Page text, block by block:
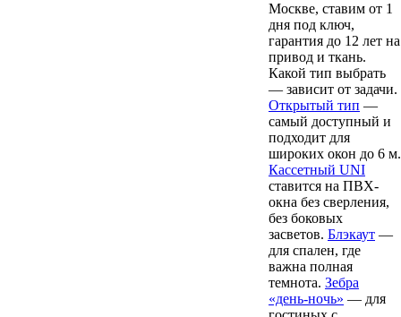
Москве, ставим от 1
дня под ключ,
гарантия до 12 лет на
привод и ткань.
Какой тип выбрать
— зависит от задачи.
Открытый тип —
самый доступный и
подходит для
широких окон до 6 м.
Кассетный UNI
ставится на ПВХ-
окна без сверления,
без боковых
засветов. Блэкаут —
для спален, где
важна полная
темнота. Зебра
«день-ночь» — для